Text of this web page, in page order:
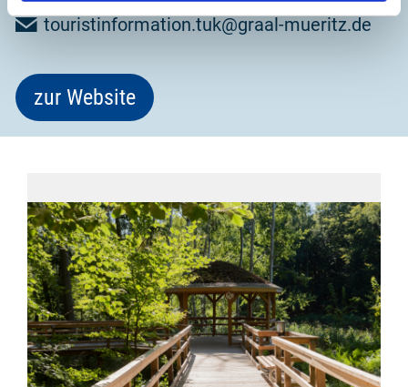
touristinformation.tuk@graal-mueritz.de
zur Website